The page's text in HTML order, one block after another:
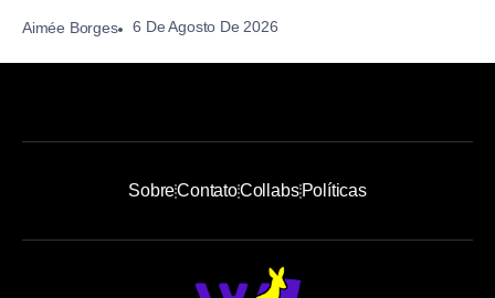
Aimée Borges 6 De Agosto De 2026
SobreContatoCollabsPolíticas